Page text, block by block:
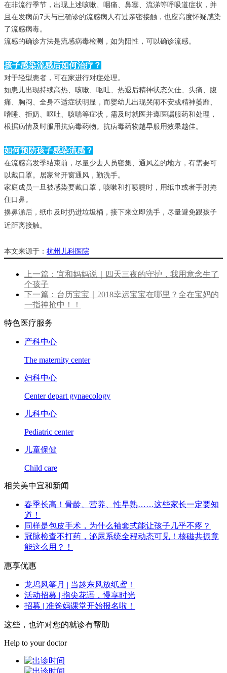
在非流行季节，出现上述咳嗽、咽痛、鼻塞、流涕等呼吸道症状，并
且在发病前7天与已确诊的流感病人有过亲密接触，也应高度怀疑感染
了流感病毒。
流感的确诊方法是流感病毒检测，如为阳性，可以确诊流感。
孩子感染流感后如何治疗？
对于轻型患者，可在家进行对症处理。
如患儿出现持续高热、咳嗽、呕吐、热退后精神状态欠佳、头痛、腹
痛、胸闷、全身不适症状明显，而婴幼儿出现哭闹不安或精神萎靡、
嗜睡、拒奶、呕吐、咳喘等症状，需及时就医并遵医嘱服药和处理，
根据病情及时服用抗病毒药物。抗病毒药物越早服用效果越佳。
如何预防孩子感染流感？
在流感高发季结束前，尽量少去人员密集、通风差的地方，有需要可
以戴口罩。居家常开窗通风，勤洗手。
家庭成员一旦被感染要戴口罩，咳嗽和打喷嚏时，用纸巾或者手肘掩
住口鼻。
擤鼻涕后，纸巾及时扔进垃圾桶，接下来立即洗手，尽量避免跟孩子
近距离接触。
本文来源于： 杭州儿科医院
上一篇：宜和妈妈说｜四天三夜的守护，我用意念生了
个孩子
下一篇：台历宝宝｜2018幸运宝宝在哪里？全在宝妈的
一指神抢中！！
特色医疗服务
产科中心
The maternity center
妇科中心
Center depart gynaecology
儿科中心
Pediatric center
儿童保健
Child care
相关美中宜和新闻
春季长高！骨龄、营养、性早熟……这些家长一定要知
道！
同样是包皮手术，为什么袖套式能让孩子几乎不疼？
冠脉检查不打药，泌尿系统全程动态可见！核磁共振竟
能这么用？！
惠享优惠
龙坞风筝月 | 当趁东风放纸鸢！
活动招募 | 指尖花语，慢享时光
招募 | 准爸妈课堂开始报名啦！
这些，也许对您的就诊有帮助
Help to your doctor